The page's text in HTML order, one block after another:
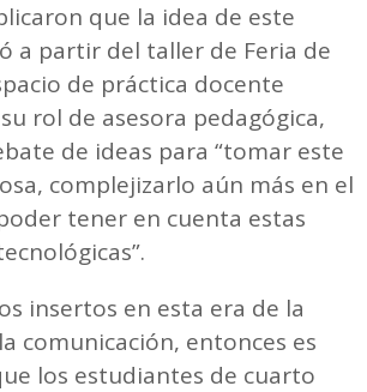
que la idea de este
a partir del taller de Feria de
de práctica docente
rol de asesora pedagógica,
de ideas para “tomar este
complejizarlo aún más en el
tener en cuenta estas
insertos en esta era de la
comunicación, entonces es
los estudiantes de cuarto